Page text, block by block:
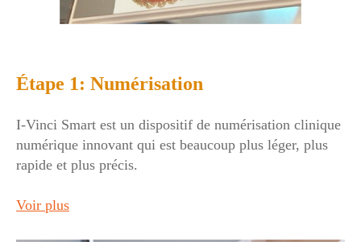
Étape 1: Numérisation
I-Vinci Smart est un dispositif de numérisation clinique
numérique innovant qui est beaucoup plus léger, plus
rapide et plus précis.
Voir plus